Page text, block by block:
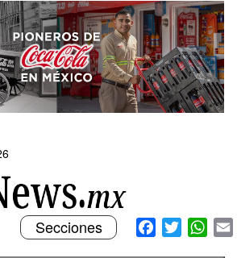
Facebook
Twitter
Toggle
navigation
Secciones